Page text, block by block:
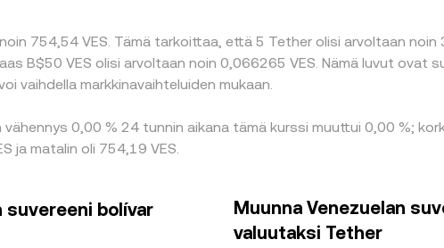
754,54 VES. Tämä tarkoittaa, että 5 Tether olisi arvoltaan
B$50 VES olisi arvoltaan noin 0,066265 VES. Nämä luvut ovat
vaihdella markkinavaihteluiden mukaan.
0,00 % 24 tunnin aikana tämä kurssi muuttui 0,00 %;
ja matalin oli 754,19 VES.
suvereeni bolívar
Muunna Venezuelan
valuutaksi Tether